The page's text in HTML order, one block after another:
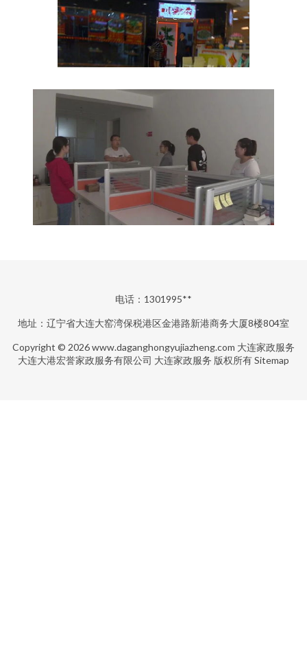
电话：1301995**
地址：辽宁省大连大窑湾保税港区金港路新港商务大厦8楼804室
Copyright © 2026www.daganghongyujiazheng.com 大连家政服务
大连大港宏誉家政服务有限公司 大连家政服务 版权所有Sitemap